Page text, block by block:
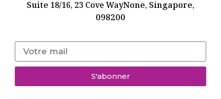
Suite 18/16, 23 Cove WayNone, Singapore,
098200
S'abonner